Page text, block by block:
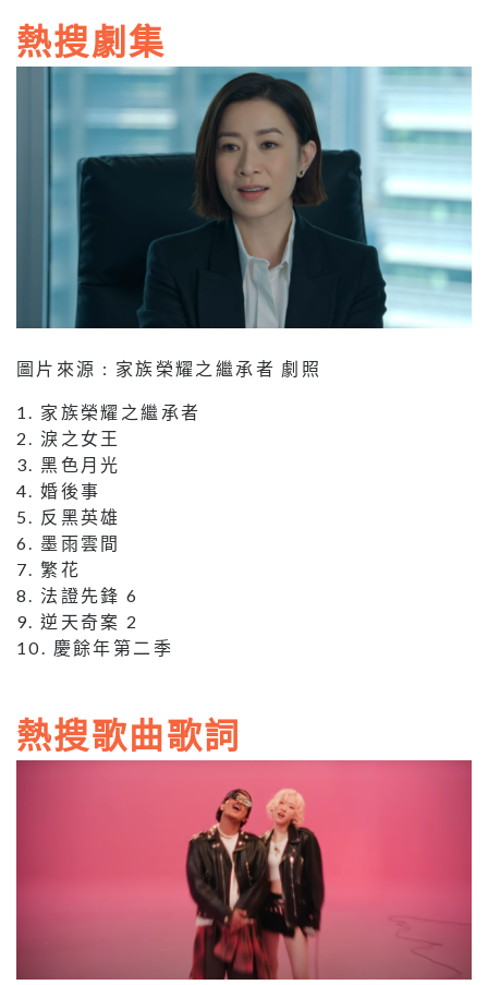
熱搜劇集
圖片來源 : 家族榮耀之繼承者 劇照
1. 家族榮耀之繼承者
2. 淚之女王
3. 黑色月光
4. 婚後事
5. 反黑英雄
6. 墨雨雲間
7. 繁花
8. 法證先鋒 6
9. 逆天奇案 2
10. 慶餘年第二季
熱搜歌曲歌詞